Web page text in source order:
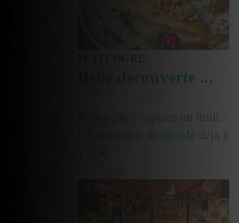
Belle découverte ...
Repas entre copines un midi.
Énormément de monde déjà à